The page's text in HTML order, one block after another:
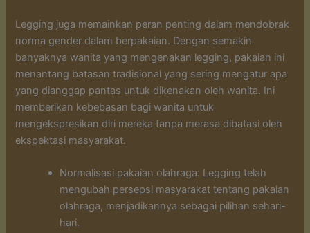
Legging juga memainkan peran penting dalam mendobrak
norma gender dalam berpakaian. Dengan semakin
banyaknya wanita yang mengenakan legging, pakaian ini
menantang batasan tradisional yang sering mengatur apa
yang dianggap pantas untuk dikenakan oleh wanita. Ini
memberikan kebebasan bagi wanita untuk
mengekspresikan diri mereka tanpa merasa dibatasi oleh
ekspektasi masyarakat.
Normalisasi pakaian olahraga: Legging telah
mengubah persepsi masyarakat tentang pakaian
olahraga, menjadikannya sebagai pilihan sehari-
hari.